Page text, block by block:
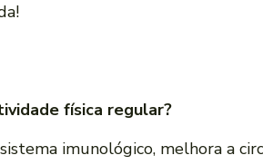
física regular?
imunológico, melhora a